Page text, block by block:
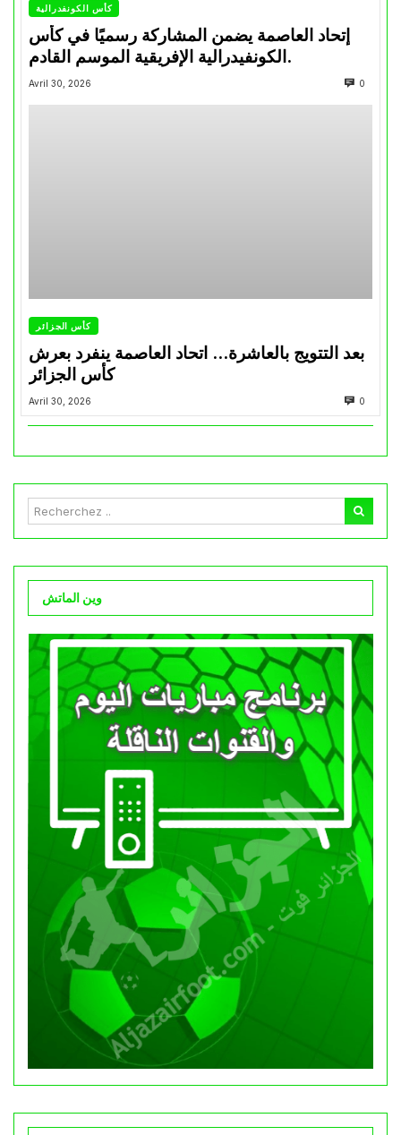
كأس الكونفدرالية
إتحاد العاصمة يضمن المشاركة رسميًا في كأس
الكونفيدرالية الإفريقية الموسم القادم.
Avril 30, 2026 0
كأس الجزائر
بعد التتويج بالعاشرة… اتحاد العاصمة ينفرد بعرش
كأس الجزائر
Avril 30, 2026 0
وين الماتش